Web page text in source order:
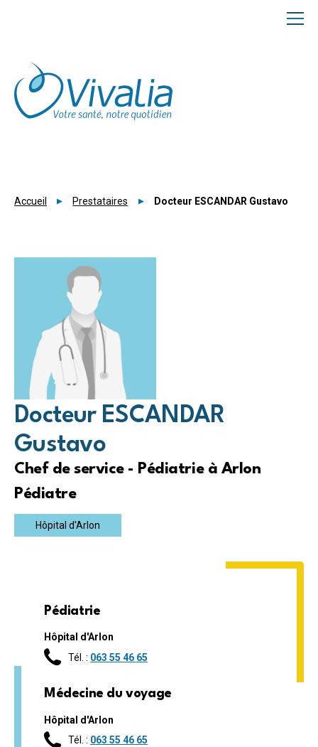
Accueil Prestataires Docteur ESCANDAR Gustavo
Docteur ESCANDAR
Gustavo
Chef de service - Pédiatrie à Arlon
Pédiatre
Hôpital d'Arlon
Pédiatrie
Hôpital d'Arlon
Tél. : 063 55 46 65
Médecine du voyage
Hôpital d'Arlon
Tél. : 063 55 46 65